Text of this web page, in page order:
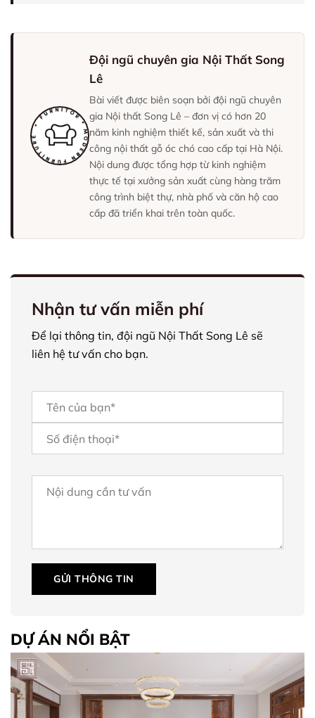
Đội ngũ chuyên gia Nội Thất Song
Lê
Bài viết được biên soạn bởi đội ngũ chuyên
gia Nội thất Song Lê – đơn vị có hơn 20
năm kinh nghiệm thiết kế, sản xuất và thi
công nội thất gỗ óc chó cao cấp tại Hà Nội.
Nội dung được tổng hợp từ kinh nghiệm
thực tế tại xưởng sản xuất cùng hàng trăm
công trình biệt thự, nhà phố và căn hộ cao
cấp đã triển khai trên toàn quốc.
Nhận tư vấn miễn phí
Để lại thông tin, đội ngũ Nội Thất Song Lê sẽ
liên hệ tư vấn cho bạn.
GỬI THÔNG TIN
DỰ ÁN NỔI BẬT